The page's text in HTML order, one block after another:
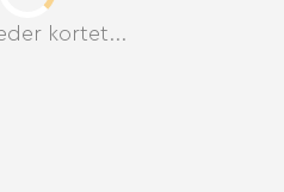
kortet...